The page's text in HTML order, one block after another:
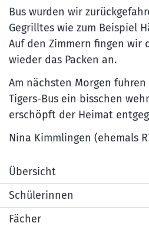
Bus wurden wir
Gegrilltes wie zum Beispiel
Auf den Zimmern fingen wir
wieder das Packen an.
Am nächsten Morgen
Tigers-Bus ein bisschen
erschöpft der Heimat
Nina Kimmlingen (ehemals
Übersicht
Schülerinnen
Fächer